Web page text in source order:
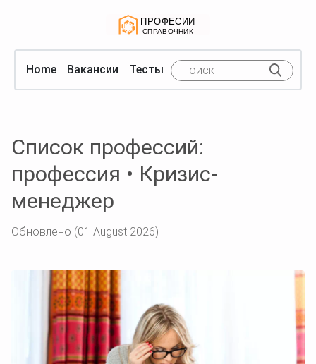
Home Вакансии Тесты
Список профессий:
профессия • Кризис-
менеджер
Обновлено (01 August 2026)